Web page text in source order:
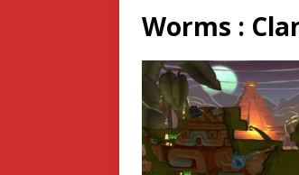
Worms :